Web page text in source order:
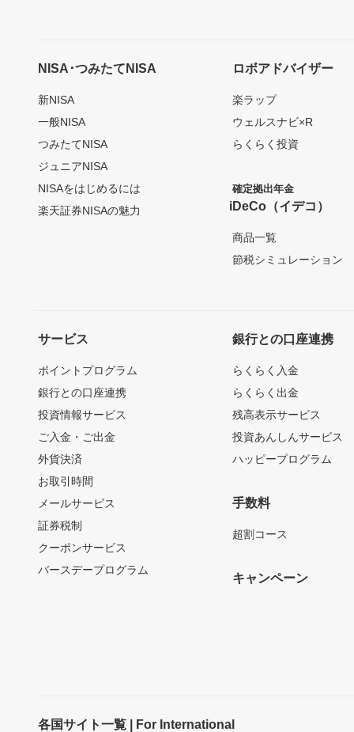
NISA･つみたてNISA
新NISA
一般NISA
つみたてNISA
ジュニアNISA
NISAをはじめるには
楽天証券NISAの魅力
ロボアドバイザー
楽ラップ
ウェルスナビ×R
らくらく投資
確定拠出年金
iDeCo（イデコ）
商品一覧
節税シミュレーション
サービス
ポイントプログラム
銀行との口座連携
投資情報サービス
ご入金・ご出金
外貨決済
お取引時間
メールサービス
証券税制
クーポンサービス
バースデープログラム
銀行との口座連携
らくらく入金
らくらく出金
残高表示サービス
投資あんしんサービス
ハッピープログラム
手数料
超割コース
キャンペーン
各国サイト一覧 | For International